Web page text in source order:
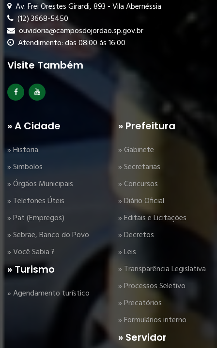
Av. Frei Orestes Girardi, 893 - Vila Abernéssia
(12) 3668-5450
ouvidoria@camposdojordao.sp.gov.br
Atendimento: das 08:00 ás 16:00
Visite Também
» A Cidade
» Historia
» Simbolos
» Órgãos Municipais
» Telefones Úteis
» Pat (Empregos)
» Sebrae, Banco do Povo
» Você Sabia ?
» Turismo
» Agendamento turístico
» Prefeitura
» Gabinete
» Secretarias
» Concursos
» Diário Oficial
» Editais e Licitações
» Decretos
» Leis
» Transparência Legislativa
» Processos Seletivo
» Precatórios
» Formulários interno
» Servidor